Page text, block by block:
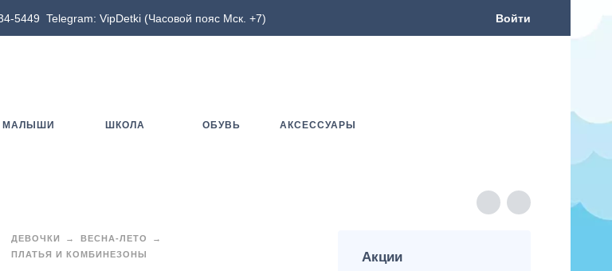
5449 Telegram: VipDetki (Часовой пояс Мск. +7) Войти
МАЛЫШИ ШКОЛА ОБУВЬ АКСЕССУАРЫ
ДЕВОЧКИ
ВЕСНА-ЛЕТО
ПЛАТЬЯ И КОМБИНЕЗОНЫ
Акции